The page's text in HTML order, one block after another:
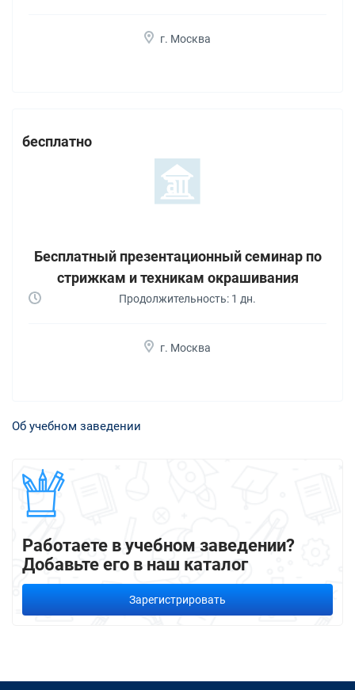
г. Москва
бесплатно
Бесплатный презентационный семинар по
стрижкам и техникам окрашивания
Продолжительность: 1 дн.
г. Москва
Об учебном заведении
Работаете в учебном заведении?
Добавьте его в наш каталог
Зарегистрировать